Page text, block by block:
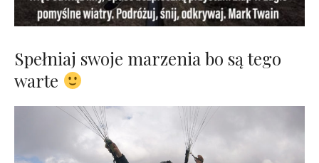
Spełniaj swoje marzenia bo są tego
warte